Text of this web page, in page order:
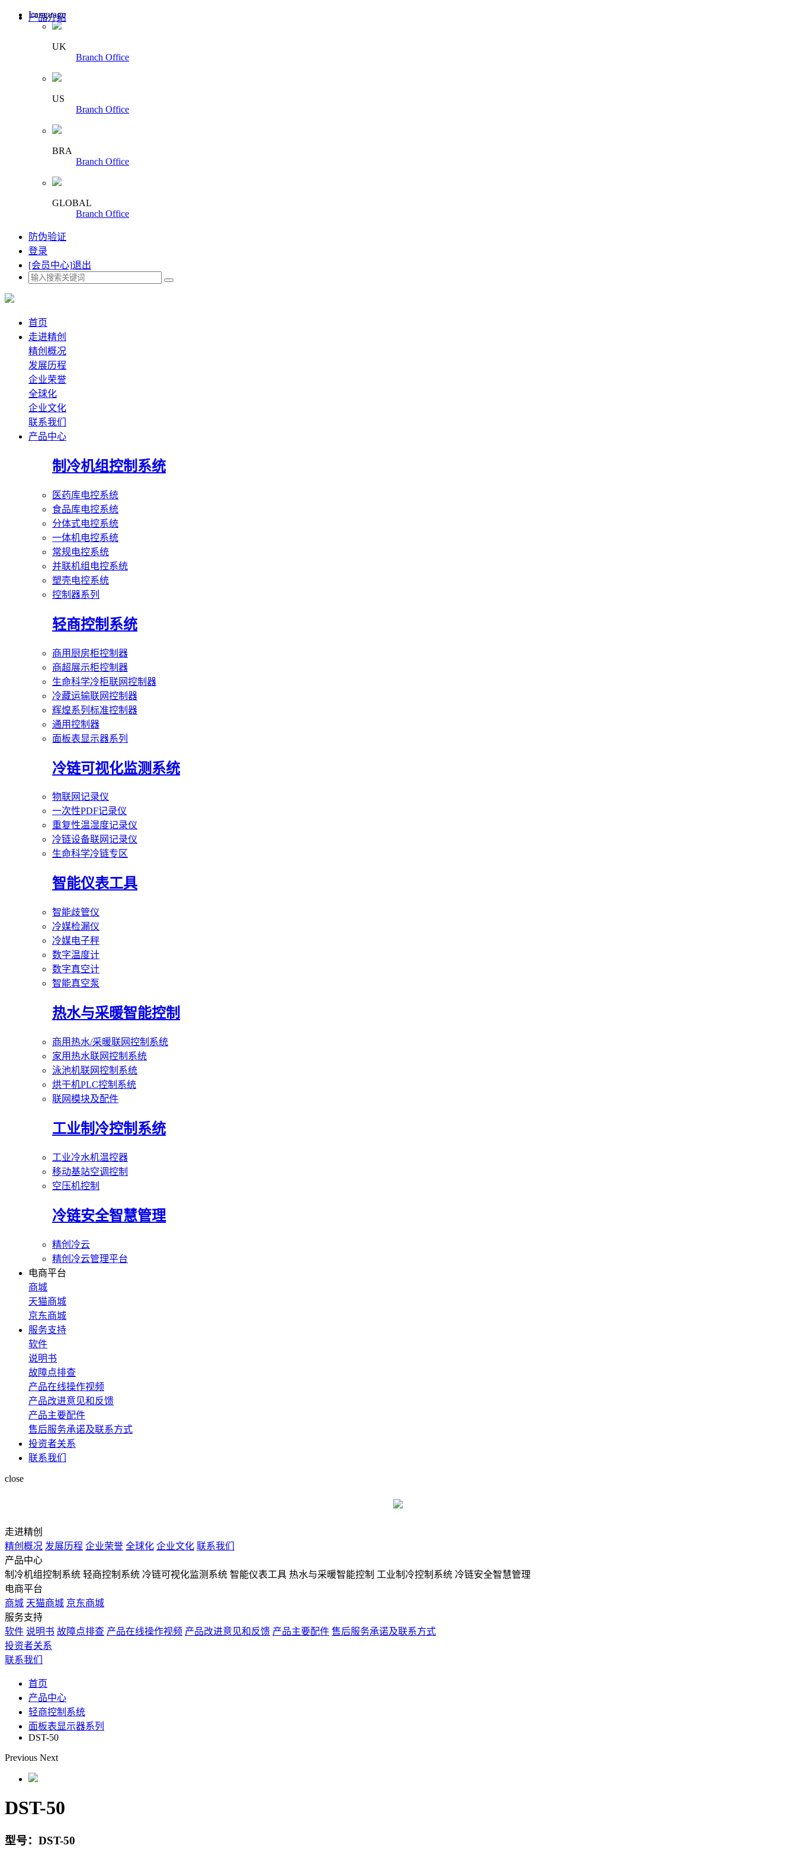
Language
UK
Branch Office
US
Branch Office
BRA
Branch Office
GLOBAL
Branch Office
防伪验证
登录
[会员中心]退出
首页
走进精创
精创概况
发展历程
企业荣誉
全球化
企业文化
联系我们
产品中心
制冷机组控制系统
医药库电控系统
食品库电控系统
分体式电控系统
一体机电控系统
常规电控系统
并联机组电控系统
塑壳电控系统
控制器系列
轻商控制系统
商用厨房柜控制器
商超展示柜控制器
生命科学冷柜联网控制器
冷藏运输联网控制器
辉煌系列标准控制器
通用控制器
面板表显示器系列
冷链可视化监测系统
物联网记录仪
一次性PDF记录仪
重复性温湿度记录仪
冷链设备联网记录仪
生命科学冷链专区
智能仪表工具
智能歧管仪
冷媒检漏仪
冷媒电子秤
数字温度计
数字真空计
智能真空泵
热水与采暖智能控制
商用热水/采暖联网控制系统
家用热水联网控制系统
泳池机联网控制系统
烘干机PLC控制系统
联网模块及配件
工业制冷控制系统
工业冷水机温控器
移动基站空调控制
空压机控制
冷链安全智慧管理
精创冷云
精创冷云管理平台
电商平台
商城
天猫商城
京东商城
服务支持
软件
说明书
故障点排查
产品在线操作视频
产品改进意见和反馈
产品主要配件
售后服务承诺及联系方式
投资者关系
联系我们
close
走进精创
精创概况 发展历程 企业荣誉 全球化 企业文化 联系我们
产品中心
制冷机组控制系统 轻商控制系统 冷链可视化监测系统 智能仪表工具 热水与采暖智能控制 工业制冷控制系统 冷链安全智慧管理
电商平台
商城 天猫商城 京东商城
服务支持
软件 说明书 故障点排查 产品在线操作视频 产品改进意见和反馈 产品主要配件 售后服务承诺及联系方式
投资者关系
联系我们
首页
产品中心
轻商控制系统
面板表显示器系列
DST-50
Previous Next
DST-50
型号：DST-50
产品介绍